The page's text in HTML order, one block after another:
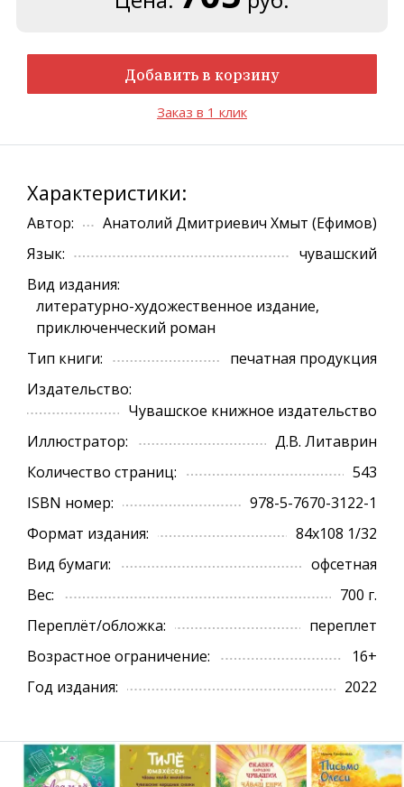
Добавить в корзину
Заказ в 1 клик
Характеристики:
Автор:
Анатолий Дмитриевич Хмыт (Ефимов)
Язык:
чувашский
Вид издания:
литературно-художественное издание,
приключенческий роман
Тип книги:
печатная продукция
Издательство:
Чувашское книжное издательство
Иллюстратор:
Д.В. Литаврин
Количество страниц:
543
ISBN номер:
978-5-7670-3122-1
Формат издания:
84х108 1/32
Вид бумаги:
офсетная
Вес:
700 г.
Переплёт/обложка:
переплет
Возрастное ограничение:
16+
Год издания:
2022